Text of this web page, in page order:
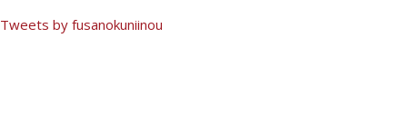
Tweets by fusanokuniinou